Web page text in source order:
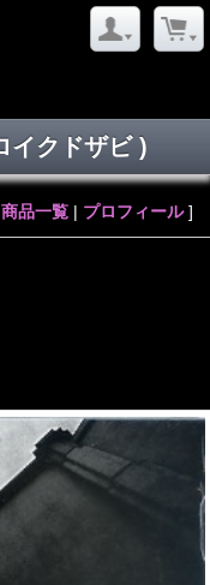
クドザビ )
商品一覧 | プロフィール]